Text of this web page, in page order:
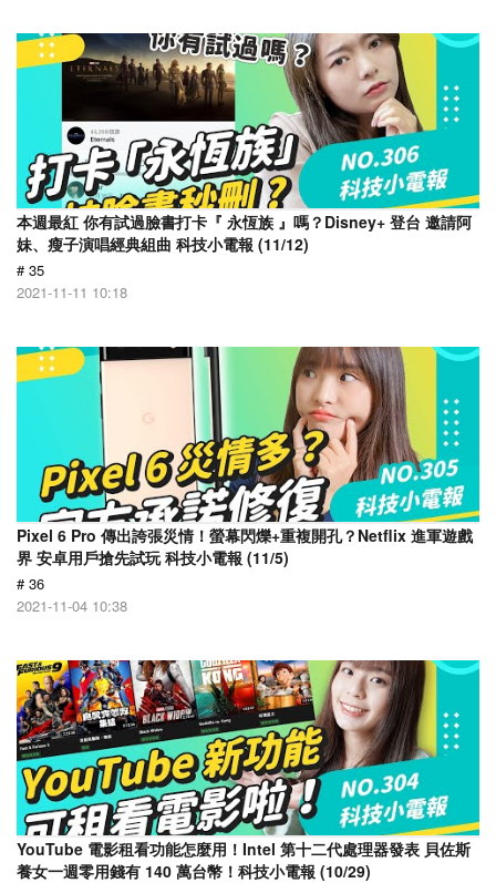
本週最紅 你有試過臉書打卡『 永恆族 』嗎？Disney+ 登台 邀請阿
妹、瘦子演唱經典組曲 科技小電報 (11/12)
# 35
2021-11-11 10:18
Pixel 6 Pro 傳出誇張災情！螢幕閃爍+重複開孔？Netflix 進軍遊戲
界 安卓用戶搶先試玩 科技小電報 (11/5)
# 36
2021-11-04 10:38
YouTube 電影租看功能怎麼用！Intel 第十二代處理器發表 貝佐斯
養女一週零用錢有 140 萬台幣！科技小電報 (10/29)